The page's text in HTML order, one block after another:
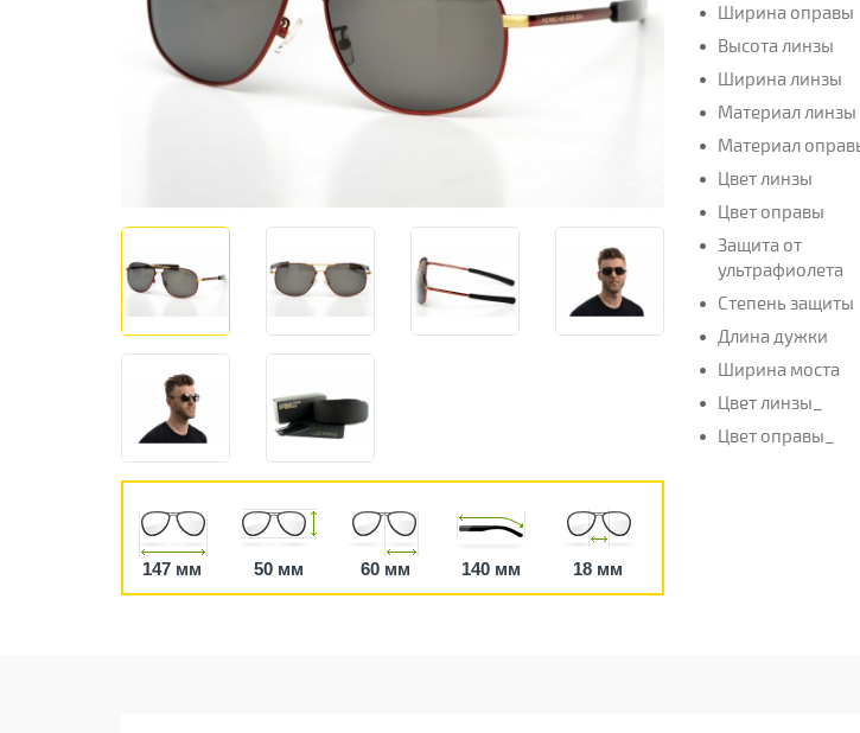
147 мм 50 мм 60 мм 140 мм 18 мм
Ширина оправы
Высота линзы
Ширина линзы
Материал линзы
Материал
Цвет линзы
Цвет оправы
Защита от
ультрафиолета
Степень защиты
Длина дужки
Ширина моста
Цвет линзы_
Цвет оправы_